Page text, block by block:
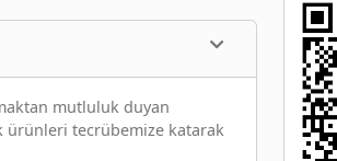
mutluluk duyan
ürünleri tecrübemize katarak